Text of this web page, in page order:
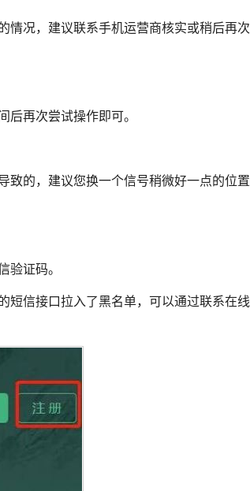
情况，建议联系手机运营商核实或稍后再次
后再次尝试操作即可。
致的，建议您换一个信号稍微好一点的位置
验证码。
短信接口拉入了黑名单，可以通过联系在线